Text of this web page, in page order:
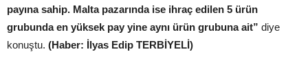
payına sahip. Malta pazarında ise ihraç edilen 5 ürün
grubunda en yüksek pay yine aynı ürün grubuna ait” diye
konuştu. (Haber: İlyas Edip TERBİYELİ)